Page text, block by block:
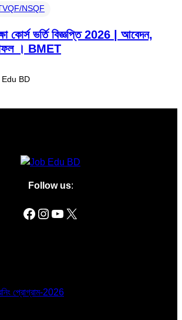
NSQF
কোর্স ভর্তি বিজ্ঞপ্তি 2026 | আবেদন,
। BMET
BD
Follow us: